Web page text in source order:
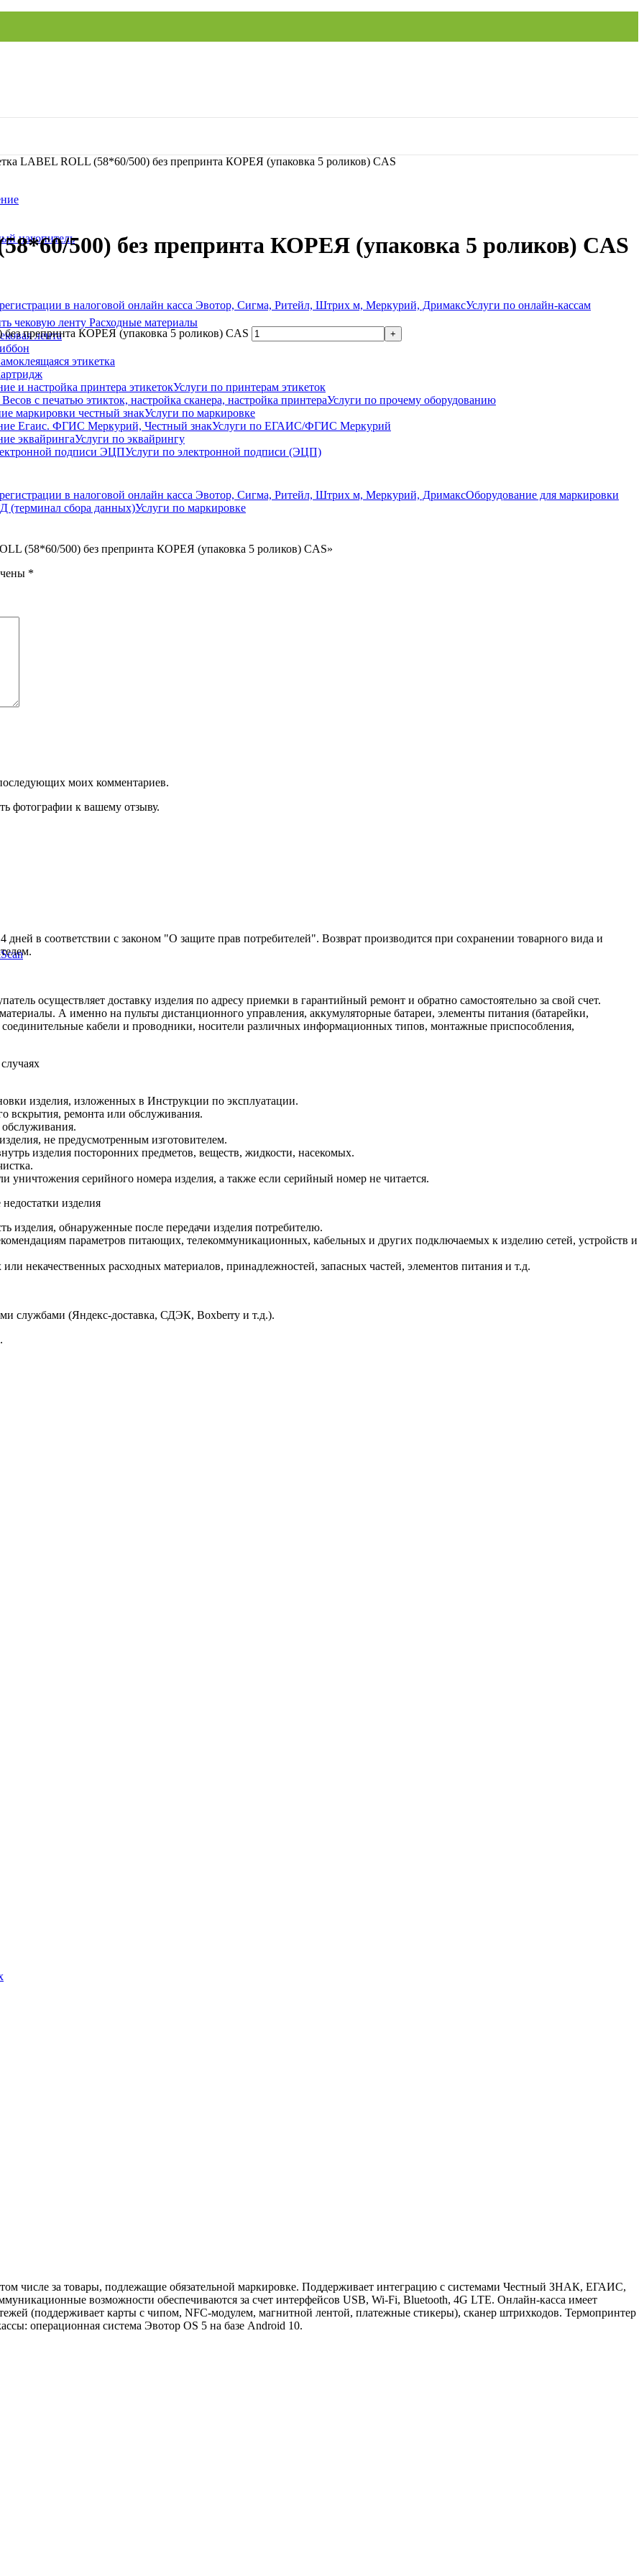
накопитель
Услуги по онлайн-кассам
Расходные материалы
лента
этикетка
Услуги по принтерам этикеток
Услуги по прочему оборудованию
Услуги по маркировке
Услуги по ЕГАИС/ФГИС Меркурий
Услуги по эквайрингу
Услуги по электронной подписи (ЭЦП)
Оборудование для маркировки
Услуги по маркировке
LABEL ROLL (58*60/500) без препринта КОРЕЯ (упаковка 5 роликов) CAS
500) без препринта КОРЕЯ (упаковка 5 роликов) CAS
препринта КОРЕЯ (упаковка 5 роликов) CAS
(58*60/500) без препринта КОРЕЯ (упаковка 5 роликов) CAS»
*
моих комментариев.
фотографии к вашему отзыву.
дней в соответствии с законом "О защите прав потребителей". Возврат производится при сохранении товарного вида и
осуществляет доставку изделия по адресу приемки в гарантийный ремонт и обратно самостоятельно за свой счет.
А именно на пульты дистанционного управления, аккумуляторные батареи, элементы питания (батарейки,
кабели и проводники, носители различных информационных типов, монтажные приспособления,
изделия, изложенных в Инструкции по эксплуатации.
вскрытия, ремонта или обслуживания.
не предусмотренным изготовителем.
изделия посторонних предметов, веществ, жидкости, насекомых.
уничтожения серийного номера изделия, а также если серийный номер не читается.
изделия
изделия, обнаруженные после передачи изделия потребителю.
параметров питающих, телекоммуникационных, кабельных и других подключаемых к изделию сетей, устройств и
некачественных расходных материалов, принадлежностей, запасных частей, элементов питания и т.д.
службами (Яндекс-доставка, СДЭК, Boxberry и т.д.).
числе за товары, подлежащие обязательной маркировке. Поддерживает интеграцию с системами Честный ЗНАК, ЕГАИС,
возможности обеспечиваются за счет интерфейсов USB, Wi-Fi, Bluetooth, 4G LTE. Онлайн-касса имеет
(поддерживает карты с чипом, NFC-модулем, магнитной лентой, платежные стикеры), сканер штрихкодов. Термопринтер
операционная система Эвотор OS 5 на базе Android 10.